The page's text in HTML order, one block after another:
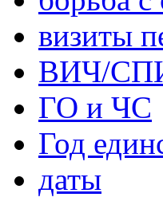
визиты
ВИЧ/
ГО и ЧС
Год
даты